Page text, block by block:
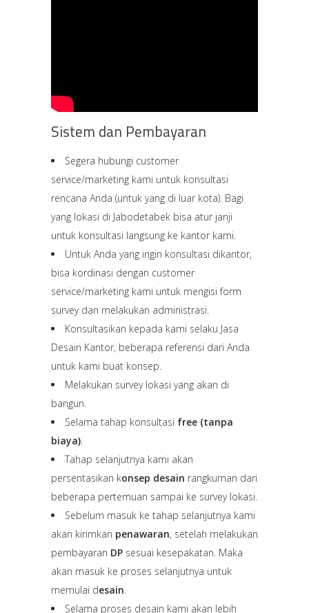
Sistem dan Pembayaran
Segera hubungi customer
service/marketing kami untuk konsultasi
rencana Anda (untuk yang di luar kota). Bagi
yang lokasi di Jabodetabek bisa atur janji
untuk konsultasi langsung ke kantor kami.
Untuk Anda yang ingin konsultasi dikantor,
bisa kordinasi dengan customer
service/marketing kami untuk mengisi form
survey dan melakukan administrasi.
Konsultasikan kepada kami selaku Jasa
Desain Kantor, beberapa referensi dari Anda
untuk kami buat konsep.
Melakukan survey lokasi yang akan di
bangun.
Selama tahap konsultasi free (tanpa
biaya).
Tahap selanjutnya kami akan
persentasikan konsep desain rangkuman dari
beberapa pertemuan sampai ke survey lokasi.
Sebelum masuk ke tahap selanjutnya kami
akan kirimkan penawaran, setelah melakukan
pembayaran DP sesuai kesepakatan. Maka
akan masuk ke proses selanjutnya untuk
memulai desain.
Selama proses desain kami akan lebih